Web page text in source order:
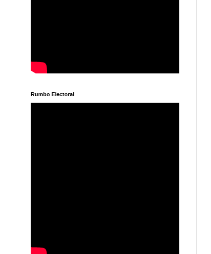
Rumbo Electoral